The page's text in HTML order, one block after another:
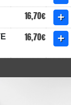
16,70€
16,70€